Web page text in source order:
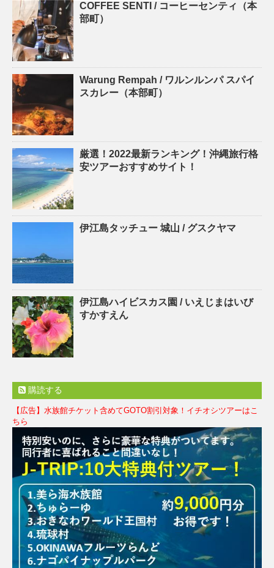
COFFEE SENTI / コーヒーセンティ（本
部町）
Warung Rempah / ワルンルンパ スパイ
スカレー（本部町）
厳選！2022最新ランキング！沖縄旅行格
安ツアーおすすめサイト！
伊江島タッチュー 城山 / グスクヤマ
伊江島ハイビスカス園 / いえじまはいび
すかすえん
購読する
【広告】水族館チケット含めてGOTO割引対象！イチオシツアーはこ
ちら